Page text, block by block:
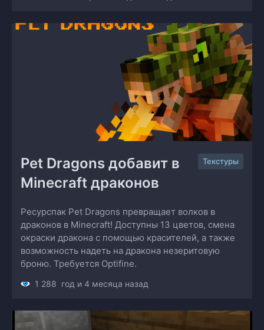
Pet Dragons добавит в
Minecraft драконов
Текстуры
Ресурспак Pet Dragons превращает волков в
драконов в Minecraft! Доступны 13 цветов, смена
окраски дракона с помощью красителей, а также
возможность надеть на дракона незеритовую
броню. Требуется Optifine.
1 288 год и 4 месяца назад